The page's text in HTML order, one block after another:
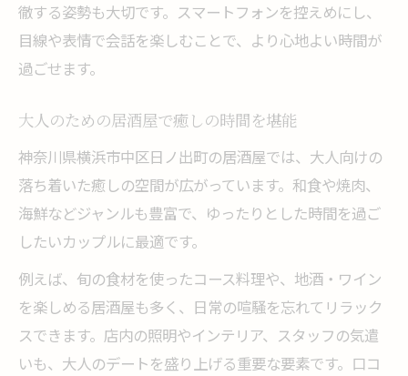
徹する姿勢も大切です。スマートフォンを控えめにし、
目線や表情で会話を楽しむことで、より心地よい時間が
過ごせます。
大人のための居酒屋で癒しの時間を堪能
神奈川県横浜市中区日ノ出町の居酒屋では、大人向けの
落ち着いた癒しの空間が広がっています。和食や焼肉、
海鮮などジャンルも豊富で、ゆったりとした時間を過ご
したいカップルに最適です。
例えば、旬の食材を使ったコース料理や、地酒・ワイン
を楽しめる居酒屋も多く、日常の喧騒を忘れてリラック
スできます。店内の照明やインテリア、スタッフの気遣
いも、大人のデートを盛り上げる重要な要素です。口コ